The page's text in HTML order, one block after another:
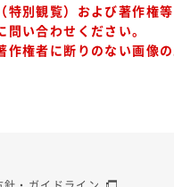
別観覧）および著作権
い合わせください。
権者に断りのない画像